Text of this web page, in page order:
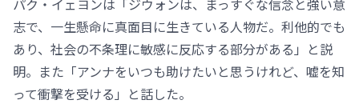
パク・イェヨンは「ジウォンは、まっすぐな信念と強い意
志で、一生懸命に真面目に生きている人物だ。利他的でも
あり、社会の不条理に敏感に反応する部分がある」と説
明。また「アンナをいつも助けたいと思うけれど、嘘を知
って衝撃を受ける」と話した。